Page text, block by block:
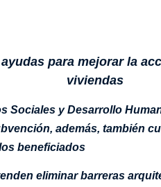
para mejorar la
viviendas
Sociales y Desarrollo
además, también
beneficiados
eliminar barreras